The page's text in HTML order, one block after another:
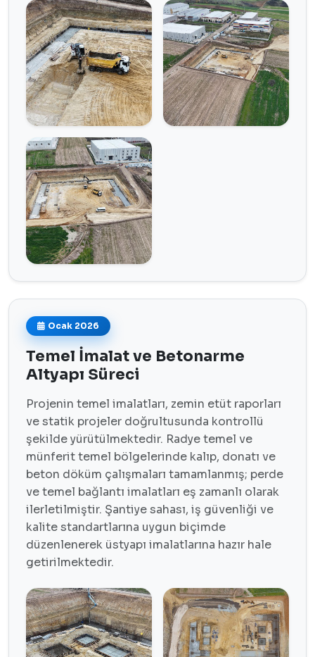
Ocak 2026
Temel İmalat ve Betonarme
Altyapı Süreci
Projenin temel imalatları, zemin etüt raporları
ve statik projeler doğrultusunda kontrollü
şekilde yürütülmektedir. Radye temel ve
münferit temel bölgelerinde kalıp, donatı ve
beton döküm çalışmaları tamamlanmış; perde
ve temel bağlantı imalatları eş zamanlı olarak
ilerletilmiştir. Şantiye sahası, iş güvenliği ve
kalite standartlarına uygun biçimde
düzenlenerek üstyapı imalatlarına hazır hale
getirilmektedir.